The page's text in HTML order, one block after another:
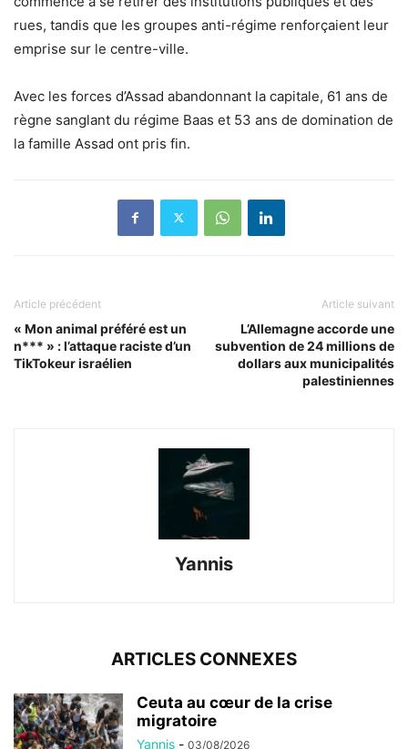
rues, tandis que les groupes anti-régime renforçaient leur
emprise sur le centre-ville.
Avec les forces d’Assad abandonnant la capitale, 61 ans de
règne sanglant du régime Baas et 53 ans de domination de
la famille Assad ont pris fin.
Article précédent
« Mon animal préféré est un
n*** » : l’attaque raciste d’un
TikTokeur israélien
Article suivant
L’Allemagne accorde une
subvention de 24 millions de
dollars aux municipalités
palestiniennes
Yannis
ARTICLES CONNEXES
Ceuta au cœur de la crise
migratoire
Yannis - 03/08/2026